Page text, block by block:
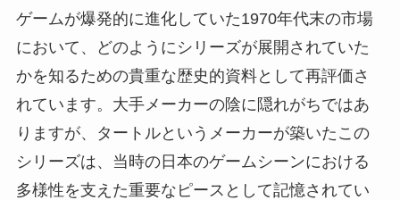
ゲームが爆発的に進化していた1970年代末の市場
において、どのようにシリーズが展開されていた
かを知るための貴重な歴史的資料として再評価さ
れています。大手メーカーの陰に隠れがちではあ
りますが、タートルというメーカーが築いたこの
シリーズは、当時の日本のゲームシーンにおける
多様性を支えた重要なピースとして記憶されてい